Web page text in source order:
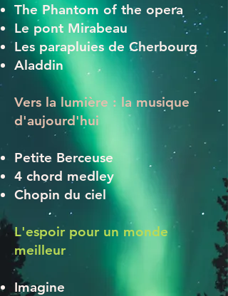
The Phantom of the opera
Le pont Mirabeau
Les parapluies de Cherbourg
Aladdin
Vers la lumière : la musique
d'aujourd'hui
Petite Berceuse
4 chord medley
Chopin du ciel
L'espoir pour un monde
meilleur
Imagine